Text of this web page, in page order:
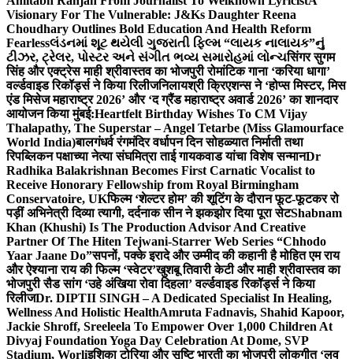
Visionary For The Vulnerable: J&Ks Daughter Reena
Choudhary Outlines Bold Education And Health Reform
Fearlessલંડનમાં શૂટ થયેલી ગુજરાતી ફિલ્મ “લાયક નાલાયક”નું
ટીઝર, ટ્રેલર, પોસ્ટર અને સંગીત ભવ્ય સમારોહમાં લોન્ચसिंगर सुगम
सिंह और एक्ट्रेस माही श्रीवास्तव का भोजपुरी रोमांटिक गाना ‘करिया धागा’
वर्ल्डवाइड रिकॉर्ड्स ने किया रिलीजनिलायश्री क्रिएशन्स ने ‘होप्स मिस्टर, मिस
एंड मिसेज महाराष्ट्र 2026’ और ‘द ग्रैंड महाराष्ट्र अवार्ड 2026’ का शानदार
आयोजन किया मुंबई:Heartfelt Birthday Wishes To CM Vijay
Thalapathy, The Superstar – Angel Tetarbe (Miss Glamourface
World India)बालगंधर्व रंगमंदिर वर्धापन दिन सोहळ्यात निर्माती तथा
रिपब्लिकन पक्षाच्या नेत्या संघमित्रा ताई गायकवाड यांचा विशेष सन्मानDr
Radhika Balakrishnan Becomes First Carnatic Vocalist to
Receive Honorary Fellowship from Royal Birmingham
Conservatoire, UKफिल्म ‘शेल्टर होम’ की शूटिंग के दौरान फूट-फूटकर रो
पड़ीं अभिनेत्री दिव्या त्यागी, दर्दनाक सीन ने झकझोर दिया पूरा सेटShabnam
Khan (Khushi) Is The Production Advisor And Creative
Partner Of The Hiten Tejwani-Starrer Web Series “Chhodo
Yaar Jaane Do”सपनों, पक्के इरादे और उम्मीद की कहानी है मोहित एम राय
और ऐश्याना राय की फिल्म ‘स्वेटर’खुशबू तिवारी केटी और माही श्रीवास्तव का
भोजपुरी सैड सांग ‘उहे अंखिया रोवा दिहला’ वर्ल्डवाइड रिकॉर्ड्स ने किया
रिलीजDr. DIPTII SINGH – A Dedicated Specialist In Healing,
Wellness And Holistic HealthAmruta Fadnavis, Shahid Kapoor,
Jackie Shroff, Sreeleela To Empower Over 1,000 Children At
Divyaj Foundation Yoga Day Celebration At Dome, SVP
Stadium, Worliइशिका टोरिया और सृष्टि भारती का भोजपुरी लोकगीत ‘लव